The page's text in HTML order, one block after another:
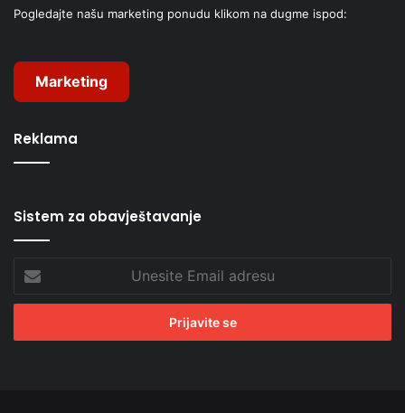
Pogledajte našu marketing ponudu klikom na dugme ispod:
Marketing
Reklama
Sistem za obavještavanje
Email
adresu